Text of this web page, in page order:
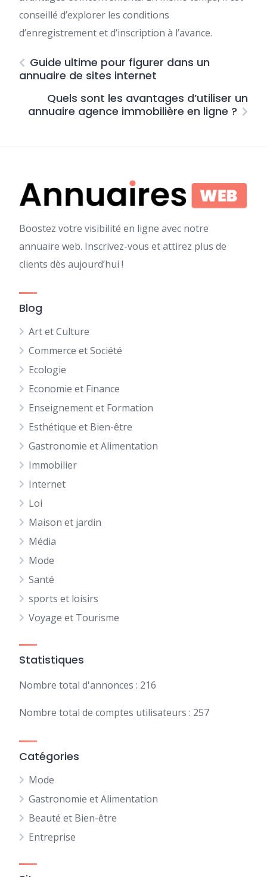
conseillé d’explorer les conditions
d’enregistrement et d’inscription à l’avance.
Guide ultime pour figurer dans un
annuaire de sites internet
Quels sont les avantages d’utiliser un
annuaire agence immobilière en ligne ?
Boostez votre visibilité en ligne avec notre
annuaire web. Inscrivez-vous et attirez plus de
clients dès aujourd’hui !
Blog
Art et Culture
Commerce et Société
Ecologie
Economie et Finance
Enseignement et Formation
Esthétique et Bien-être
Gastronomie et Alimentation
Immobilier
Internet
Loi
Maison et jardin
Média
Mode
Santé
sports et loisirs
Voyage et Tourisme
Statistiques
Nombre total d'annonces : 216
Nombre total de comptes utilisateurs : 257
Catégories
Mode
Gastronomie et Alimentation
Beauté et Bien-être
Entreprise